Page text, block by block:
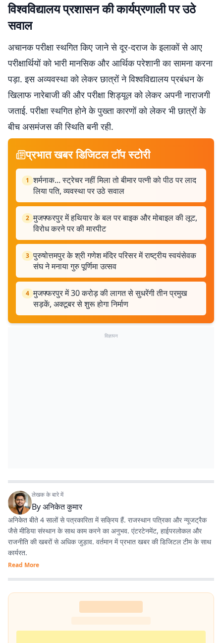
विश्वविद्यालय प्रशासन की कार्यप्रणाली पर उठे
सवाल
अचानक परीक्षा स्थगित किए जाने से दूर-दराज के इलाकों से आए
परीक्षार्थियों को भारी मानसिक और आर्थिक परेशानी का सामना करना
पड़ा. इस अव्यवस्था को लेकर छात्रों ने विश्वविद्यालय प्रबंधन के
खिलाफ नारेबाजी की और परीक्षा शिड्यूल को लेकर अपनी नाराजगी
जताई. परीक्षा स्थगित होने के पुख्ता कारणों को लेकर भी छात्रों के
बीच असमंजस की स्थिति बनी रही.
प्रभात खबर डिजिटल टॉप स्टोरी
1 शर्मनाक... स्ट्रेचर नहीं मिला तो बीमार पत्नी को पीठ पर लाद
लिया पति, व्यवस्था पर उठे सवाल
2 मुजफ्फरपुर में हथियार के बल पर बाइक और मोबाइल की लूट,
विरोध करने पर की मारपीट
3 पुरुषोत्तमपुर के श्री गणेश मंदिर परिसर में राष्ट्रीय स्वयंसेवक
संघ ने मनाया गुरु पूर्णिमा उत्सव
4 मुजफ्फरपुर में 30 करोड़ की लागत से सुधरेंगी तीन प्रमुख
सड़कें, अक्टूबर से शुरू होगा निर्माण
विज्ञापन
लेखक के बारे में
Byअनिकेत कुमार
अनिकेत बीते 4 सालों से पत्रकारिता में सक्रिय हैं. राजस्थान पत्रिका और न्यूजट्रैक
जैसे मीडिया संस्थान के साथ काम करने का अनुभव. एंटरटेनमेंट, हाईपरलोकल और
राजनीति की खबरों से अधिक जुड़ाव. वर्तमान में प्रभात खबर की डिजिटल टीम के साथ
कार्यरत.
Read More